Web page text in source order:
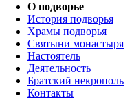
О подворье
История подворья
Храмы подворья
Святыни монастыря
Настоятель
Деятельность
Братский некрополь
Контакты